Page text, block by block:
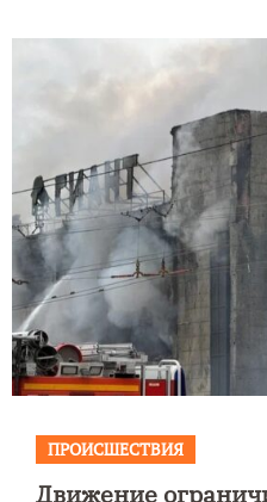
ПРОИСШЕСТВИЯ
Движение